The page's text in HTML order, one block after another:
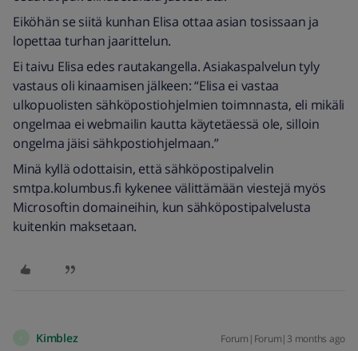
Eiköhän se siitä kunhan Elisa ottaa asian tosissaan ja
lopettaa turhan jaarittelun.
Ei taivu Elisa edes rautakangella. Asiakaspalvelun tyly
vastaus oli kinaamisen jälkeen: “Elisa ei vastaa
ulkopuolisten sähköpostiohjelmien toimnnasta, eli mikäli
ongelmaa ei webmailin kautta käytetäessä ole, silloin
ongelma jäisi sähkpostiohjelmaan.”
Minä kyllä odottaisin, että sähköpostipalvelin
smtpa.kolumbus.fi kykenee välittämään viestejä myös
Microsoftin domaineihin, kun sähköpostipalvelusta
kuitenkin maksetaan.
Kimblez Forum|Forum|3 months ago